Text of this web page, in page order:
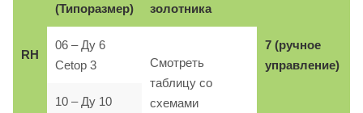
RH
(Типоразмер)
золотника
7 (ручное
управление)
06 – Ду 6
Cetop 3
Смотреть
таблицу со
схемами
10 – Ду 10